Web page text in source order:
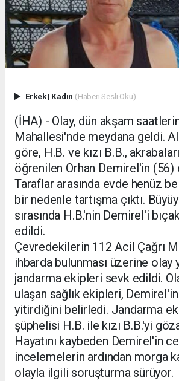
Erkek| Kadın (Haberi Sesli Oku)
(İHA) - Olay, dün akşam
Mahallesi'nde meydana geldi.
göre, H.B. ve kızı B.B.,
öğrenilen Orhan Demirel'in (56)
Taraflar arasında evde henüz
bir nedenle tartışma çıktı.
sırasında H.B.'nin Demirel'i
edildi.
Çevredekilerin 112 Acil Çağrı
ihbarda bulunması üzerine olay
jandarma ekipleri sevk edildi.
ulaşan sağlık ekipleri, Demirel'in
yitirdiğini belirledi. Jandarma
şüphelisi H.B. ile kızı B.B.'yi
Hayatını kaybeden Demirel'in
incelemelerin ardından morga
olayla ilgili soruşturma sürüyor.